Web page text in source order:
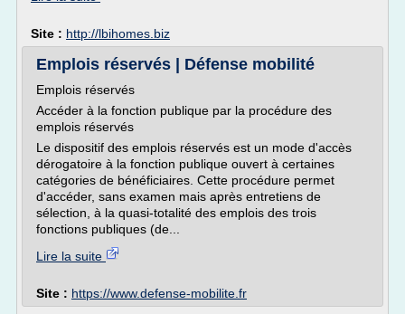
Site : http://lbihomes.biz
Emplois réservés | Défense mobilité
Emplois réservés
Accéder à la fonction publique par la procédure des
emplois réservés
Le dispositif des emplois réservés est un mode d'accès
dérogatoire à la fonction publique ouvert à certaines
catégories de bénéficiaires. Cette procédure permet
d'accéder, sans examen mais après entretiens de
sélection, à la quasi-totalité des emplois des trois
fonctions publiques (de...
Lire la suite
Site : https://www.defense-mobilite.fr